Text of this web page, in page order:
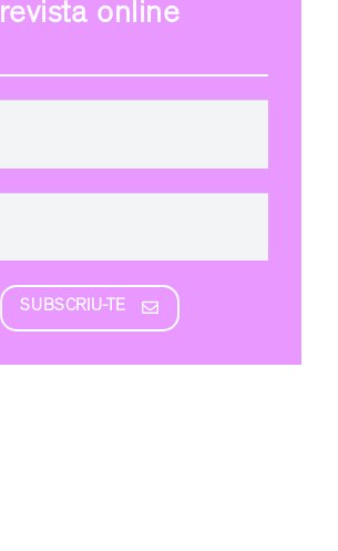
revista online
SUBSCRIU-TE